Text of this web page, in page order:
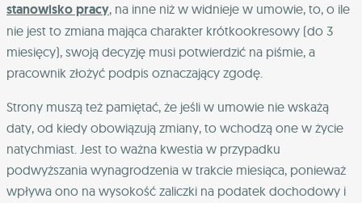
stanowisko pracy, na inne niż w widnieje w umowie, to, o ile
nie jest to zmiana mająca charakter krótkookresowy (do 3
miesięcy), swoją decyzję musi potwierdzić na piśmie, a
pracownik złożyć podpis oznaczający zgodę.
Strony muszą też pamiętać, że jeśli w umowie nie wskażą
daty, od kiedy obowiązują zmiany, to wchodzą one w życie
natychmiast. Jest to ważna kwestia w przypadku
podwyższania wynagrodzenia w trakcie miesiąca, ponieważ
wpływa ono na wysokość zaliczki na podatek dochodowy i